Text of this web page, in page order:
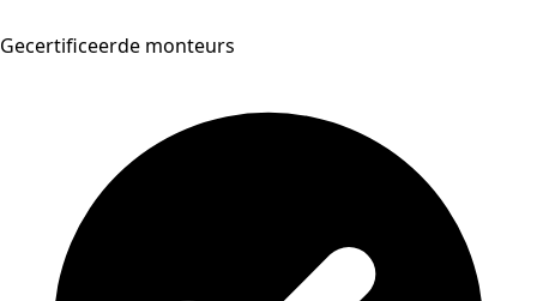
Gecertificeerde monteurs